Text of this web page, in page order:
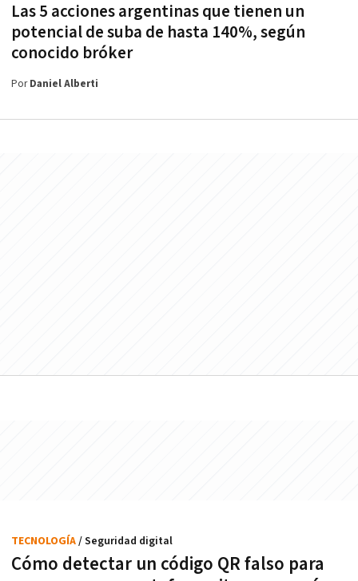
Las 5 acciones argentinas que tienen un
potencial de suba de hasta 140%, según
conocido bróker
PorDaniel Alberti
Cómo detectar un código QR falso para
TECNOLOGÍA/ Seguridad digital